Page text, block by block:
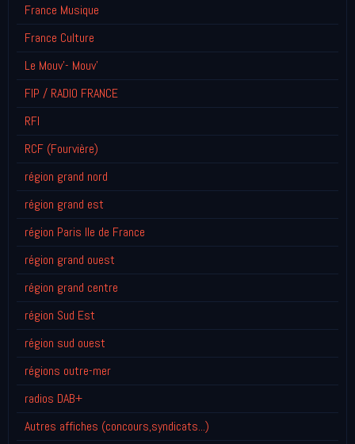
France Musique
France Culture
Le Mouv'- Mouv'
FIP / RADIO FRANCE
RFI
RCF (Fourvière)
région grand nord
région grand est
région Paris Ile de France
région grand ouest
région grand centre
région Sud Est
région sud ouest
régions outre-mer
radios DAB+
Autres affiches (concours,syndicats...)